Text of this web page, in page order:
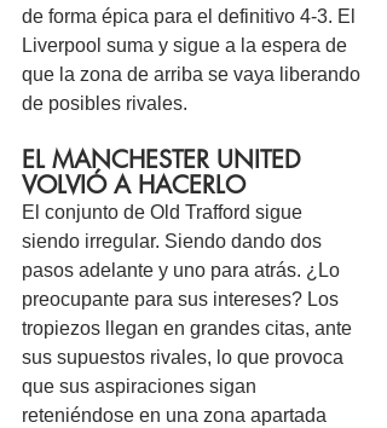
de forma épica para el definitivo 4-3. El
Liverpool suma y sigue a la espera de
que la zona de arriba se vaya liberando
de posibles rivales.
EL MANCHESTER UNITED
VOLVIÓ A HACERLO
El conjunto de Old Trafford sigue
siendo irregular. Siendo dando dos
pasos adelante y uno para atrás. ¿Lo
preocupante para sus intereses? Los
tropiezos llegan en grandes citas, ante
sus supuestos rivales, lo que provoca
que sus aspiraciones sigan
reteniéndose en una zona apartada